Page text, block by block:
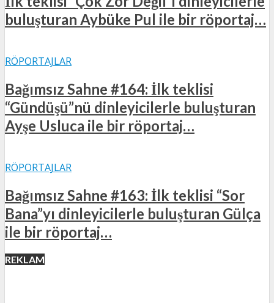
buluşturan Aybüke Pul ile bir röportaj…
RÖPORTAJLAR
Bağımsız Sahne #164: İlk teklisi
“Gündüşü”nü dinleyicilerle buluşturan
Ayşe Usluca ile bir röportaj…
RÖPORTAJLAR
Bağımsız Sahne #163: İlk teklisi “Sor
Bana”yı dinleyicilerle buluşturan Gülça
ile bir röportaj…
REKLAM